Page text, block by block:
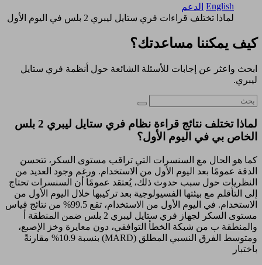
English الدعم
لماذا تختلف قراءات فري ستايل ليبري 2 بلس في اليوم الأول
كيف يمكننا مساعدتك؟
ابحث واعثر عن إجابات للأسئلة الشائعة حول أنظمة فري ستايل
ليبري.
لماذا تختلف نتائج قراءة نظام فري ستايل ليبري 2 بلس
الخاص بي في اليوم الأول؟
كما هو الحال مع السنسرات التي تراقب مستوى السكر، تتحسن
الدقة عمومًا بعد اليوم الأول من الاستخدام. ورغم وجود العديد من
النظريات حول سبب حدوث ذلك، يُعتقد عمومًا أن السنسرات تحتاج
إلى التأقلم مع بيئتها الفسيولوجية بعد تركيبها خلال اليوم الأول من
الاستخدام. في اليوم الأول من الاستخدام، تقع 99.5% من نتائج قياس
مستوى السكر لجهاز فري ستايل ليبري 2 بلس ضمن المنطقة أ
والمنطقة ب من شبكة الخطأ التوافقي، دون معايرة وخز الإصبع،
ومتوسط ​​الفرق النسبي المطلق (MARD) بنسبة 10.9% مقارنةً
باختبار